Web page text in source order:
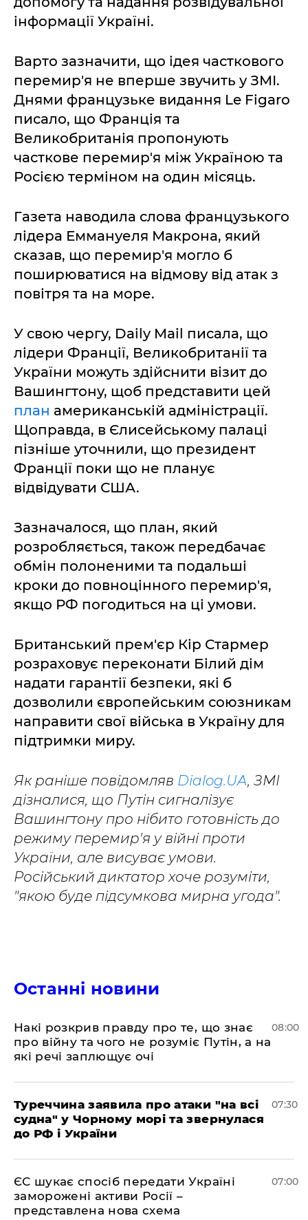
інформації Україні.
Варто зазначити, що ідея часткового
перемир'я не вперше звучить у ЗМІ.
Днями французьке видання Le Figaro
писало, що Франція та
Великобританія пропонують
часткове перемир'я між Україною та
Росією терміном на один місяць.
Газета наводила слова французького
лідера Еммануеля Макрона, який
сказав, що перемир'я могло б
поширюватися на відмову від атак з
повітря та на море.
У свою чергу, Daily Mail писала, що
лідери Франції, Великобританії та
України можуть здійснити візит до
Вашингтону, щоб представити цей
план американській адміністрації.
Щоправда, в Єлисейському палаці
пізніше уточнили, що президент
Франції поки що не планує
відвідувати США.
Зазначалося, що план, який
розробляється, також передбачає
обмін полоненими та подальші
кроки до повноцінного перемир'я,
якщо РФ погодиться на ці умови.
Британський прем'єр Кір Стармер
розраховує переконати Білий дім
надати гарантії безпеки, які б
дозволили європейським союзникам
направити свої війська в Україну для
підтримки миру.
Як раніше повідомляв Dialog.UA, ЗМІ
дізналися, що Путін сигналізує
Вашингтону про нібито готовність до
режиму перемир'я у війні проти
України, але висуває умови.
Російський диктатор хоче розуміти,
"якою буде підсумкова мирна угода".
Останні новини
Накі розкрив правду про те, що знає
про війну та чого не розуміє Путін, а на
які речі заплющує очі
08:00
Туреччина заявила про атаки "на всі
судна" у Чорному морі та звернулася
до РФ і України
07:30
ЄС шукає спосіб передати Україні
заморожені активи Росії –
представлена ​​нова схема
07:00